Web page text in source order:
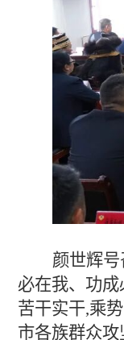
颜世辉
必在我、功成
苦干实干,乘
市各族群众